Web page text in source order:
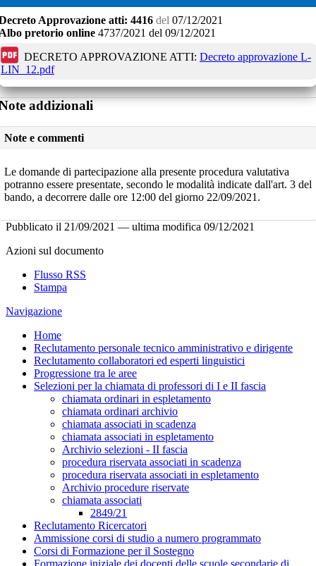
Approvazione atti: 4416 del 07/12/2021
pretorio online 4737/2021 del 09/12/2021
DECRETO APPROVAZIONE ATTI: Decreto approvazione L-
LIN_12.pdf
addizionali
Note e commenti
Le domande di partecipazione alla presente procedura valutativa
potranno essere presentate, secondo le modalità indicate dall'art. 3 del
bando, a decorrere dalle ore 12:00 del giorno 22/09/2021.
Pubblicato il 21/09/2021 — ultima modifica 09/12/2021
Azioni sul documento
Flusso RSS
Stampa
Navigazione
Home
Reclutamento personale tecnico amministrativo e dirigente
Reclutamento collaboratori ed esperti linguistici
Progressione tra le aree
Selezioni per la chiamata di professori di I e II fascia
chiamata ordinari in espletamento
chiamata ordinari archivio
chiamata associati in scadenza
chiamata associati in espletamento
Archivio selezioni - II fascia
procedura riservata associati in scadenza
procedura riservata associati in espletamento
Archivio procedure riservate
chiamata associati
2849/21
Reclutamento Ricercatori
Ammissione corsi di studio a numero programmato
Corsi di Formazione per il Sostegno